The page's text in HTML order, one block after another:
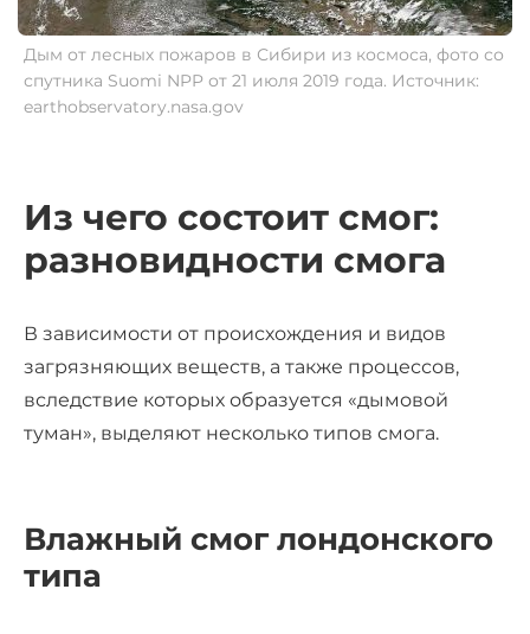
Дым от лесных пожаров в Сибири из космоса, фото со
спутника Suomi NPP от 21 июля 2019 года. Источник:
earthobservatory.nasa.gov
Из чего состоит смог:
разновидности смога
В зависимости от происхождения и видов
загрязняющих веществ, а также процессов,
вследствие которых образуется «дымовой
туман», выделяют несколько типов смога.
Влажный смог лондонского
типа